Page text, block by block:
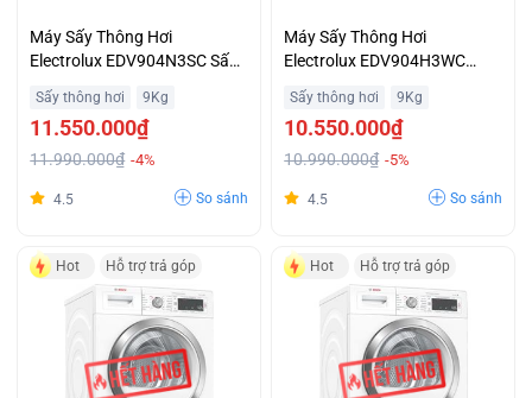
Máy Sấy Thông Hơi
Electrolux EDV904N3SC Sấy
Sấy thông hơi 9Kg
11.550.000₫
11.990.000₫ -4%
4.5 So sánh
Máy Sấy Thông Hơi
Electrolux EDV904H3WC
Giá Tốt
Sấy thông hơi 9Kg
10.550.000₫
10.990.000₫ -5%
4.5 So sánh
Hot Hỗ trợ trả góp Hot Hỗ trợ trả góp